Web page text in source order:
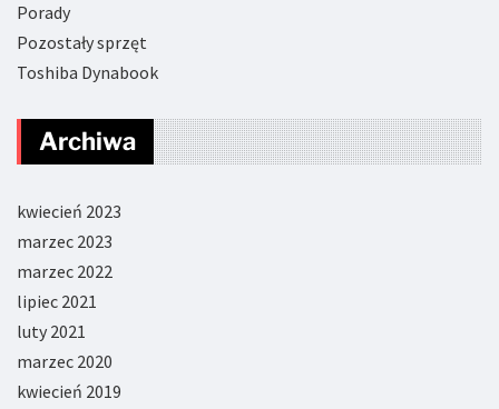
Porady
Pozostały sprzęt
Toshiba Dynabook
Archiwa
kwiecień 2023
marzec 2023
marzec 2022
lipiec 2021
luty 2021
marzec 2020
kwiecień 2019